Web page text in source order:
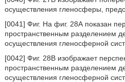
осуществления гленосферы,
[0041] Фиг. На фиг. 28А показан
пространственным разделением
осуществления гленосферной
[0042] Фиг. 28В изображает
пространственным разделением
осуществления гленосферной